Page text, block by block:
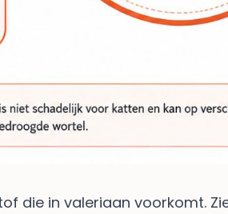
die in valeriaan voorkomt.